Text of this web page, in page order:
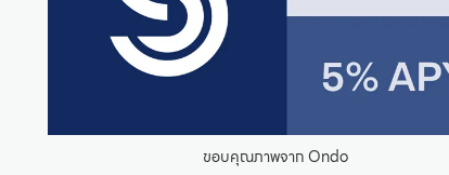
ขอบคุณภาพจาก Ondo